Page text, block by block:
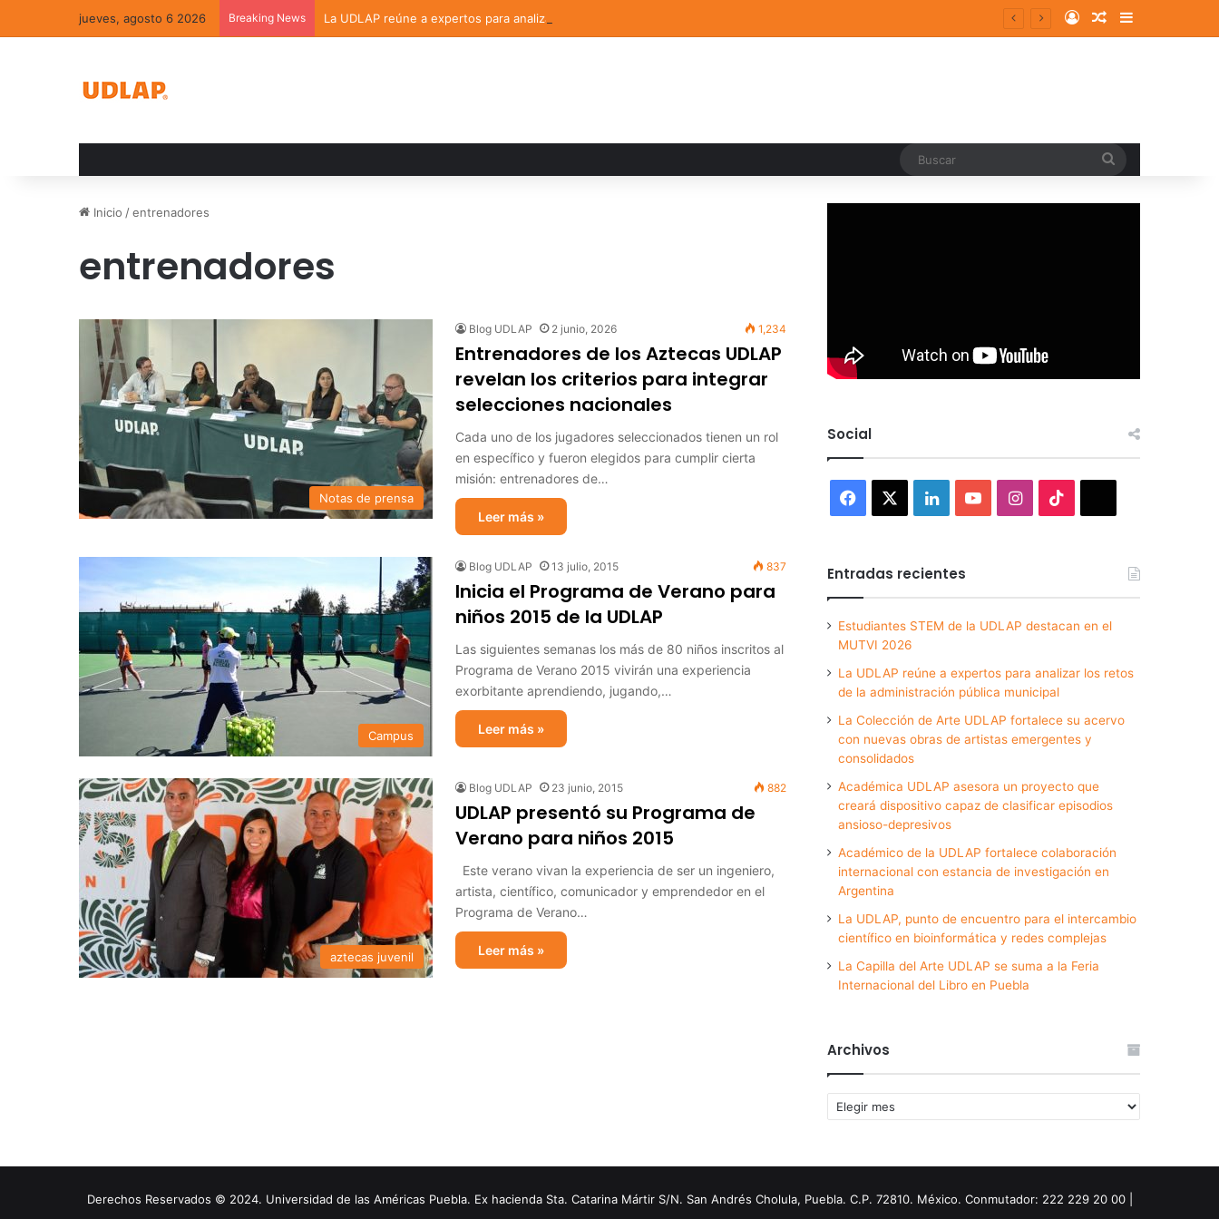
jueves, agosto 6 2026 Breaking News La UDLAP reúne a expertos para analizar los retos de la administración pública municipal Log InRandom Article
Sidebar
Inicio /entrenadores
entrenadores
Notas de prensa
Blog UDLAP 2 junio, 2026 1,234
Entrenadores de los Aztecas UDLAP
revelan los criterios para integrar
selecciones nacionales
Cada uno de los jugadores seleccionados tienen un rol
en específico y fueron elegidos para cumplir cierta
misión: entrenadores de…
Leer más »
Campus
Blog UDLAP 13 julio, 2015 837
Inicia el Programa de Verano para
niños 2015 de la UDLAP
Las siguientes semanas los más de 80 niños inscritos al
Programa de Verano 2015 vivirán una experiencia
exorbitante aprendiendo, jugando,…
Leer más »
aztecas juvenil
Blog UDLAP 23 junio, 2015 882
UDLAP presentó su Programa de
Verano para niños 2015
Este verano vivan la experiencia de ser un ingeniero,
artista, científico, comunicador y emprendedor en el
Programa de Verano…
Leer más »
Social
Facebook LinkedInYouTubeInstagram
Entradas recientes
Estudiantes STEM de la UDLAP destacan en el
MUTVI 2026
La UDLAP reúne a expertos para analizar los retos
de la administración pública municipal
La Colección de Arte UDLAP fortalece su acervo
con nuevas obras de artistas emergentes y
consolidados
Académica UDLAP asesora un proyecto que
creará dispositivo capaz de clasificar episodios
ansioso-depresivos
Académico de la UDLAP fortalece colaboración
internacional con estancia de investigación en
Argentina
La UDLAP, punto de encuentro para el intercambio
científico en bioinformática y redes complejas
La Capilla del Arte UDLAP se suma a la Feria
Internacional del Libro en Puebla
Archivos
Archivos
Derechos Reservados © 2024. Universidad de las Américas Puebla. Ex hacienda Sta. Catarina Mártir S/N. San Andrés Cholula, Puebla. C.P. 72810. México. Conmutador: 222 229 20 00 |